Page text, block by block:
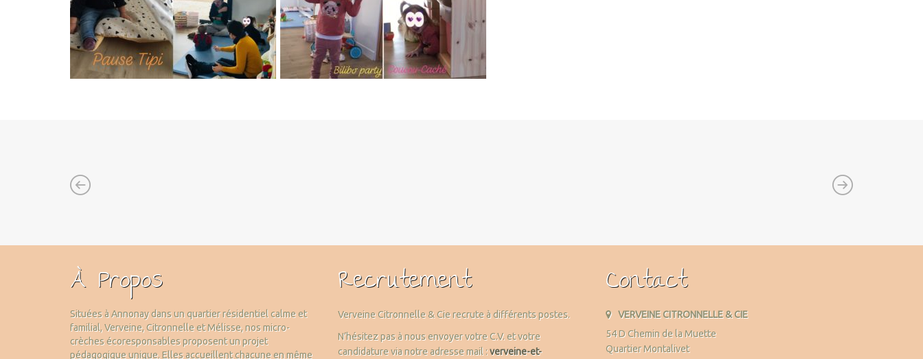
À Propos
Situées à Annonay dans un quartier résidentiel calme et
familial, Verveine, Citronnelle et Mélisse, nos micro-
crèches écoresponsables proposent un projet
pédagogique unique. Elles accueillent chacune en même
Recrutement
Verveine Citronnelle & Cie recrute à différents postes.
N’hésitez pas à nous envoyer votre C.V. et votre
candidature via notre adresse mail :verveine-et-
Contact
VERVEINE CITRONNELLE & CIE
54 D Chemin de la Muette
Quartier Montalivet